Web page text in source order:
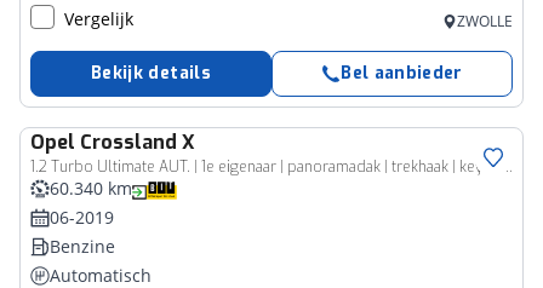
Vergelijk ZWOLLE
Bekijk details Bel aanbieder
Opel Crossland X
1.2 Turbo Ultimate AUT. | 1e eigenaar | panoramadak | trekhaak | keyless | camera | carplay | all season banden
60.340 km
06-2019
Benzine
Automatisch